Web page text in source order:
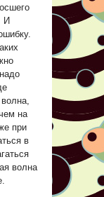
И
на
при
в
волна